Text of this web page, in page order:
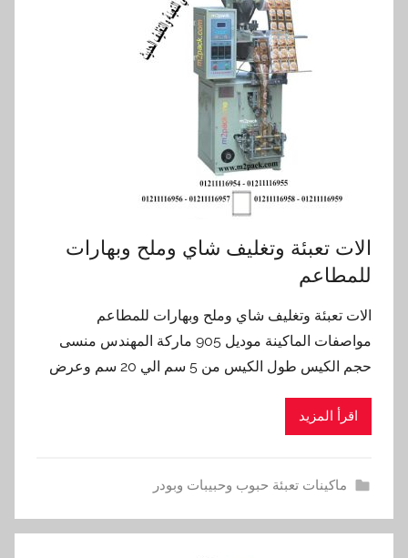
الات تعبئة وتغليف شاي وملح وبهارات
للمطاعم
الات تعبئة وتغليف شاي وملح وبهارات للمطاعم
مواصفات الماكينة موديل 905 ماركة المهندس منسى
حجم الكيس طول الكيس من 5 سم الي 20 سم وعرض
اقرأ المزيد
ماكينات تعبئة حبوب وحبيبات وبودر